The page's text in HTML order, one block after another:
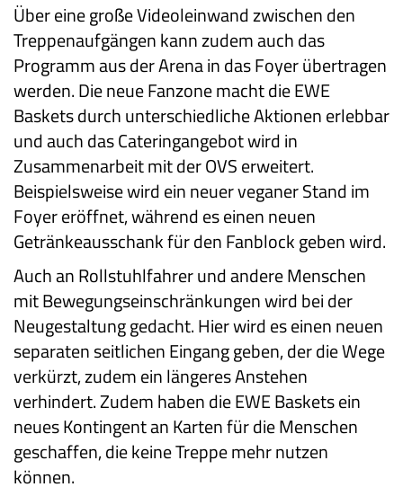
Über eine große Videoleinwand zwischen den
Treppenaufgängen kann zudem auch das
Programm aus der Arena in das Foyer übertragen
werden. Die neue Fanzone macht die EWE
Baskets durch unterschiedliche Aktionen erlebbar
und auch das Cateringangebot wird in
Zusammenarbeit mit der OVS erweitert.
Beispielsweise wird ein neuer veganer Stand im
Foyer eröffnet, während es einen neuen
Getränkeausschank für den Fanblock geben wird.
Auch an Rollstuhlfahrer und andere Menschen
mit Bewegungseinschränkungen wird bei der
Neugestaltung gedacht. Hier wird es einen neuen
separaten seitlichen Eingang geben, der die Wege
verkürzt, zudem ein längeres Anstehen
verhindert. Zudem haben die EWE Baskets ein
neues Kontingent an Karten für die Menschen
geschaffen, die keine Treppe mehr nutzen
können.